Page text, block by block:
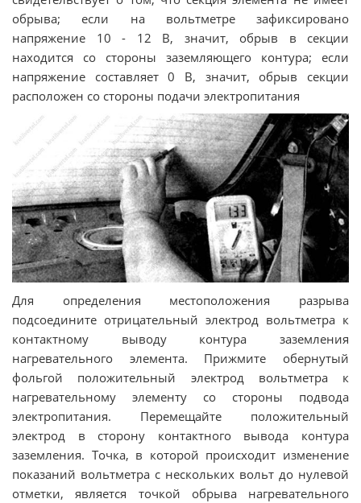
обрыва; если на вольтметре зафиксировано
напряжение 10 - 12 В, значит, обрыв в секции
находится со стороны заземляющего контура; если
напряжение составляет 0 В, значит, обрыв секции
расположен со стороны подачи электропитания
Для определения местоположения разрыва
подсоедините отрицательный электрод вольтметра к
контактному выводу контура заземления
нагревательного элемента. Прижмите обернутый
фольгой положительный электрод вольтметра к
нагревательному элементу со стороны подвода
электропитания. Перемещайте положительный
электрод в сторону контактного вывода контура
заземления. Точка, в которой происходит изменение
показаний вольтметра с нескольких вольт до нулевой
отметки, является точкой обрыва нагревательного